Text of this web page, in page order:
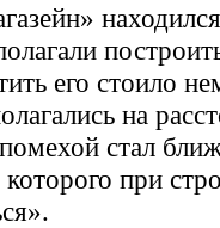
его стоило
на
стал
при